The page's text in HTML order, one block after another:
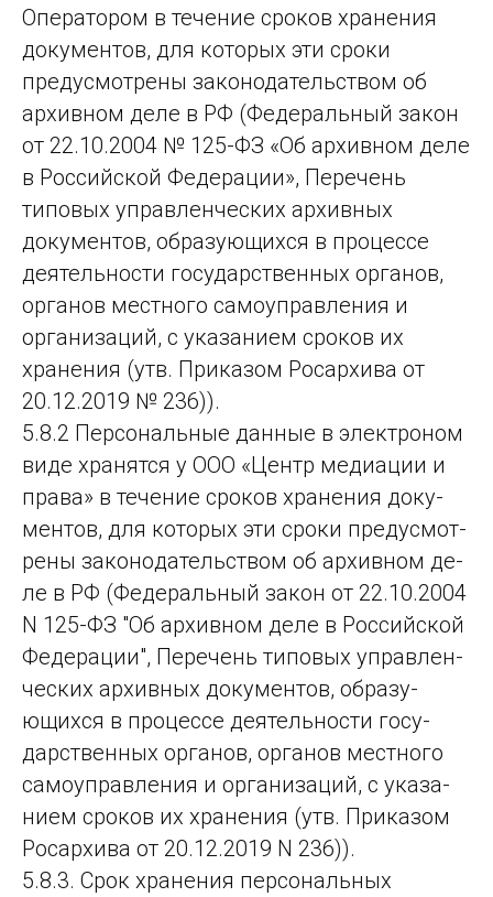
Оператором в течение сроков хранения
документов, для которых эти сроки
предусмотрены законодательством об
архивном деле в РФ (Федеральный закон
от 22.10.2004 № 125-ФЗ «Об архивном деле
в Российской Федерации», Перечень
типовых управленческих архивных
документов, образующихся в процессе
деятельности государственных органов,
органов местного самоуправления и
организаций, с указанием сроков их
хранения (утв. Приказом Росархива от
20.12.2019 № 236)).
5.8.2 Персо­наль­ные дан­ные в электроном
виде хранятся у ООО «Центр медиации и
права» в те­че­ние сро­ков хра­не­ния до­ку­
мен­тов, для ко­то­рых эти сро­ки пре­дус­мот­
ре­ны за­ко­но­да­тель­ством об ар­хив­ном де­
ле в РФ (Фе­де­раль­ный за­кон от 22.10.2004
N 125-ФЗ "Об ар­хив­ном де­ле в Рос­сий­ской
Фе­де­ра­ции", Пе­ре­чень ти­по­вых уп­рав­лен­
чес­ких ар­хив­ных до­ку­мен­тов, об­ра­зу­
ющих­ся в про­цес­се де­ятель­нос­ти го­су­
дарс­твен­ных ор­га­нов, ор­га­нов мес­тно­го
са­мо­уп­рав­ле­ния и ор­га­ни­за­ций, с ука­за­
ни­ем сро­ков их хра­не­ния (утв. При­ка­зом
Ро­сар­хи­ва от 20.12.2019 N 236)).
5.8.3. Срок хранения персональных